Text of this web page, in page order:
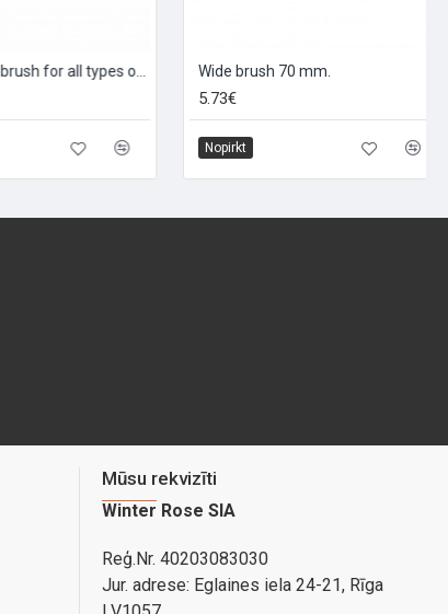
Universal flat brush for all types of paints and varnishes 40 mm. Wide brush 70 mm.
5.73€
Nopirkt
Mūsu rekvizīti
Winter Rose SIA
Reģ.Nr. 40203083030
Jur. adrese: Eglaines iela 24-21, Rīga